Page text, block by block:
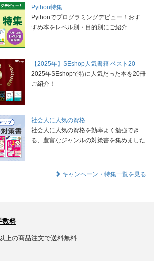
Python特集
Pythonでプログラミングデビュー！おす
すめ本をレベル別・目的別にご紹介
【2025年】SEshop人気書籍 ベスト20
2025年SEshopで特に人気だった本を20冊
ご紹介！
社会人に人気の資格
社会人に人気の資格を効率よく勉強でき
る、豊富なジャンルの対策書を集めました
キャンペーン・特集一覧を見る
数料
上の商品注文で送料無料